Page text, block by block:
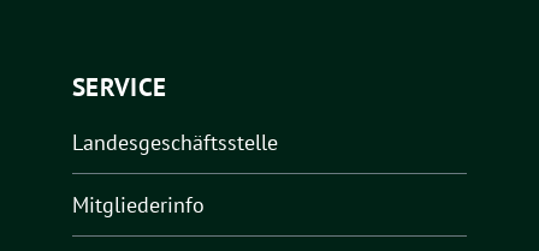
SERVICE
Landesgeschäftsstelle
Mitgliederinfo